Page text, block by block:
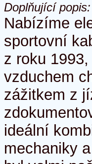
Doplňující popis:
Nabízíme
sportovní
z roku
vzduchem
zážitkem z
ideální
mechaniky